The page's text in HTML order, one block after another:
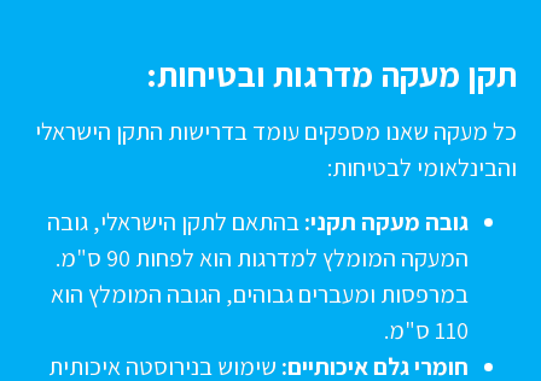
מעקה מדרגות ובטיחות:
מעקה שאנו מספקים עומד בדרישות התקן הישראלי
לבטיחות:
גובה מעקה תקני:בהתאם לתקן הישראלי, גובה
המעקה המומלץ למדרגות הוא לפחות 90 ס"מ.
במרפסות ומעברים גבוהים, הגובה המומלץ הוא
חומרי גלם איכותיים:שימוש בנירוסטה איכותית